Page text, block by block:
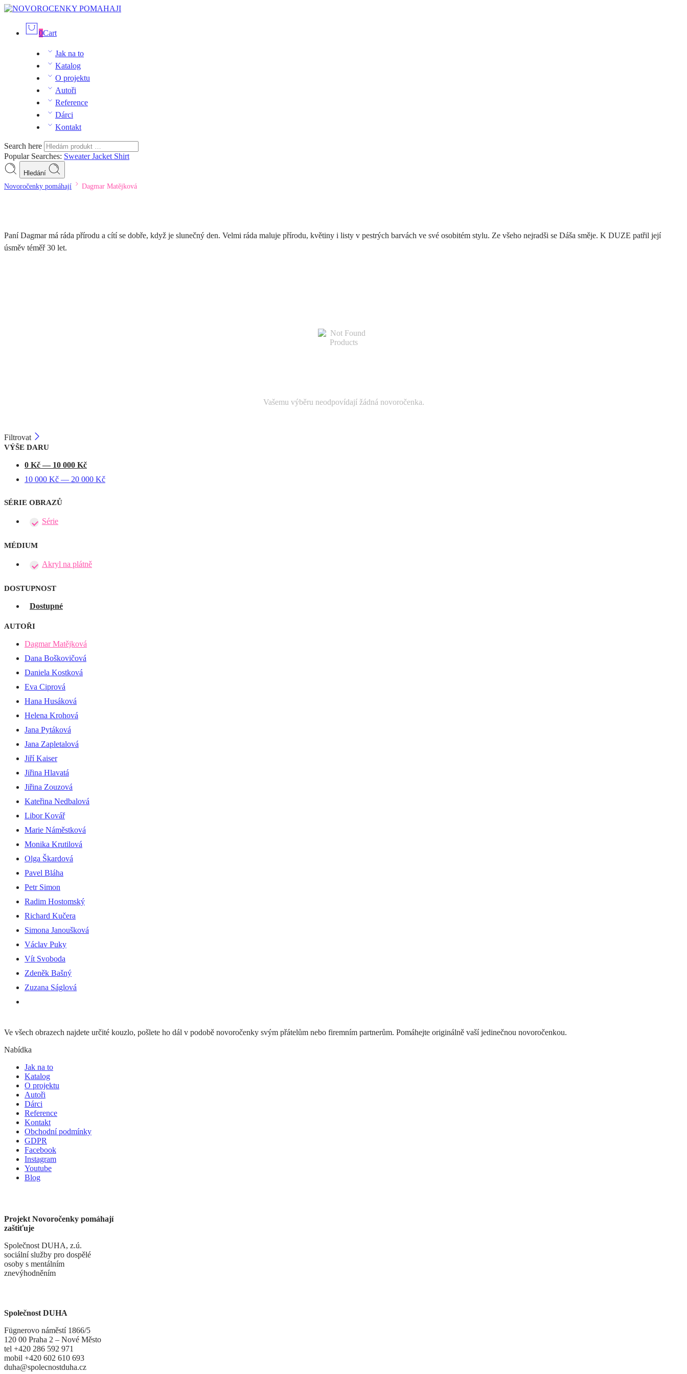
0Cart
Jak na to
Katalog
O projektu
Autoři
Reference
Dárci
Kontakt
Search here
Popular Searches: SweaterJacket Shirt
Hledání
Novoročenky pomáhají Dagmar Matějková
Paní Dagmar má ráda přírodu a cítí se dobře, když je slunečný den. Velmi ráda maluje přírodu, květiny i listy v pestrých barvách ve své osobitém stylu. Ze všeho nejradši se Dáša směje. K DUZE patřil její
úsměv téměř 30 let.
Vašemu výběru neodpovídají žádná novoročenka.
Filtrovat
VÝŠE DARU
0 Kč— 10 000 Kč
10 000 Kč — 20 000 Kč
SÉRIE OBRAZŮ
Série
MÉDIUM
Akryl na plátně
DOSTUPNOST
Dostupné
AUTOŘI
Dagmar Matějková
Dana Boškovičová
Daniela Kostková
Eva Ciprová
Hana Husáková
Helena Krohová
Jana Pytáková
Jana Zapletalová
Jiří Kaiser
Jiřina Hlavatá
Jiřina Zouzová
Kateřina Nedbalová
Libor Kovář
Marie Náměstková
Monika Krutilová
Olga Škardová
Pavel Bláha
Petr Simon
Radim Hostomský
Richard Kučera
Simona Janoušková
Václav Puky
Vít Svoboda
Zdeněk Bašný
Zuzana Ságlová
Ve všech obrazech najdete určité kouzlo, pošlete ho dál v podobě novoročenky svým přátelům nebo firemním partnerům. Pomáhejte originálně vaší jedinečnou novoročenkou.
Nabídka
Jak na to
Katalog
O projektu
Autoři
Dárci
Reference
Kontakt
Obchodní podmínky
GDPR
Facebook
Instagram
Youtube
Blog
Projekt Novoročenky pomáhají
zaštiťuje
Společnost DUHA, z.ú.
sociální služby pro dospělé
osoby s mentálním
znevýhodněním
Společnost DUHA
Fügnerovo náměstí 1866/5
120 00 Praha 2 – Nové Město
tel +420 286 592 971
mobil +420 602 610 693
duha@spolecnostduha.cz